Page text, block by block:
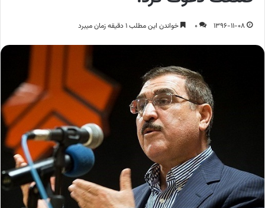
1396-11-08
0 خواندن این مطلب 1 دقیقه زمان میبرد